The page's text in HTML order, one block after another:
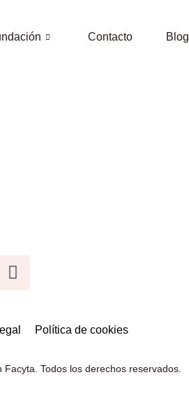
Contacto Blog
Política de cookies
Todos los derechos reservados.